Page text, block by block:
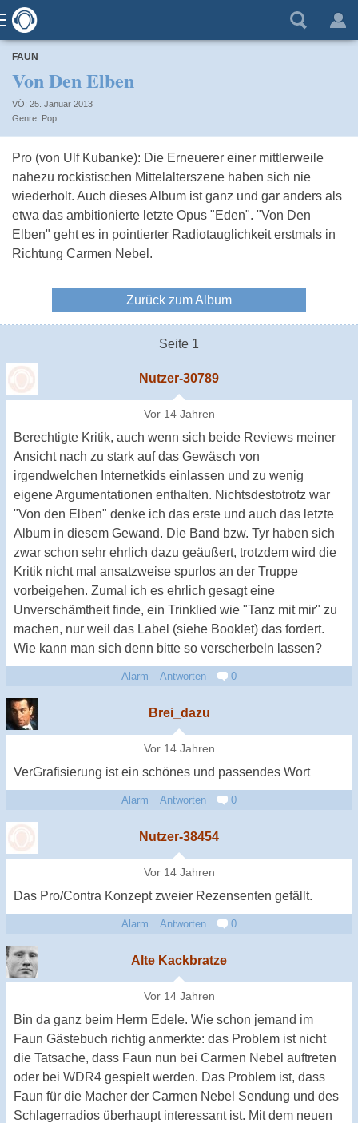
FAUN
Von Den Elben
VÖ: 25. Januar 2013
Pop
Pro (von Ulf Kubanke): Die Erneuerer einer mittlerweile
nahezu rockistischen Mittelalterszene haben sich nie
wiederholt. Auch dieses Album ist ganz und gar anders als
etwa das ambitionierte letzte Opus "Eden". "Von Den
Elben" geht es in pointierter Radiotauglichkeit erstmals in
Richtung Carmen Nebel.
Zurück zum Album
Seite 1
Nutzer-30789
Vor 14 Jahren
Berechtigte Kritik, auch wenn sich beide Reviews meiner
Ansicht nach zu stark auf das Gewäsch von
irgendwelchen Internetkids einlassen und zu wenig
eigene Argumentationen enthalten. Nichtsdestotrotz war
"Von den Elben" denke ich das erste und auch das letzte
Album in diesem Gewand. Die Band bzw. Tyr haben sich
zwar schon sehr ehrlich dazu geäußert, trotzdem wird die
Kritik nicht mal ansatzweise spurlos an der Truppe
vorbeigehen. Zumal ich es ehrlich gesagt eine
Unverschämtheit finde, ein Trinklied wie "Tanz mit mir" zu
machen, nur weil das Label (siehe Booklet) das fordert.
Wie kann man sich denn bitte so verscherbeln lassen?
Alarm Antworten 0
Brei_dazu
Vor 14 Jahren
VerGrafisierung ist ein schönes und passendes Wort
Alarm Antworten 0
Nutzer-38454
Vor 14 Jahren
Das Pro/Contra Konzept zweier Rezensenten gefällt.
Alarm Antworten 0
Alte Kackbratze
Vor 14 Jahren
Bin da ganz beim Herrn Edele. Wie schon jemand im
Faun Gästebuch richtig anmerkte: das Problem ist nicht
die Tatsache, dass Faun nun bei Carmen Nebel auftreten
oder bei WDR4 gespielt werden. Das Problem ist, dass
Faun für die Macher der Carmen Nebel Sendung und des
Schlagerradios überhaupt interessant ist. Mit dem neuen